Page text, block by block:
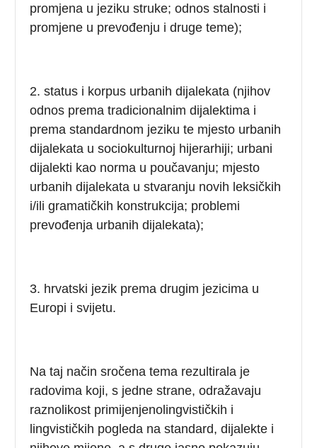
promjena u jeziku struke; odnos stalnosti i
promjene u prevođenju i druge teme);
2. status i korpus urbanih dijalekata (njihov
odnos prema tradicionalnim dijalektima i
prema standardnom jeziku te mjesto urbanih
dijalekata u sociokulturnoj hijerarhiji; urbani
dijalekti kao norma u poučavanju; mjesto
urbanih dijalekata u stvaranju novih leksičkih
i/ili gramatičkih konstrukcija; problemi
prevođenja urbanih dijalekata);
3. hrvatski jezik prema drugim jezicima u
Europi i svijetu.
Na taj način sročena tema rezultirala je
radovima koji, s jedne strane, odražavaju
raznolikost primijenjenolingvističkih i
lingvističkih pogleda na standard, dijalekte i